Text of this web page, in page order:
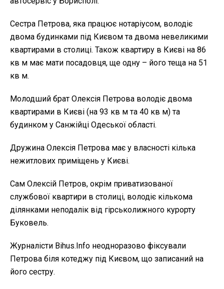
Сестра Петрова, яка працює нотаріусом, володіє
двома будинками під Києвом та двома невеликими
квартирами в столиці. Також квартиру в Києві на 86
кв м має мати посадовця, ще одну – його теща на 51
кв м.
Молодший брат Олексія Петрова володіє двома
квартирами в Києві (на 93 кв м та 40 кв м) та
будинком у Санжійці Одеської області.
Дружина Олексія Петрова має у власності кілька
нежитлових приміщень у Києві.
Сам Олексій Петров, окрім приватизованої
службової квартири в столиці, володіє кількома
ділянками неподалік від гірськолижного курорту
Буковель.
Журналісти Bihus.Info неодноразово фіксували
Петрова біля котеджу під Києвом, що записаний на
його сестру.